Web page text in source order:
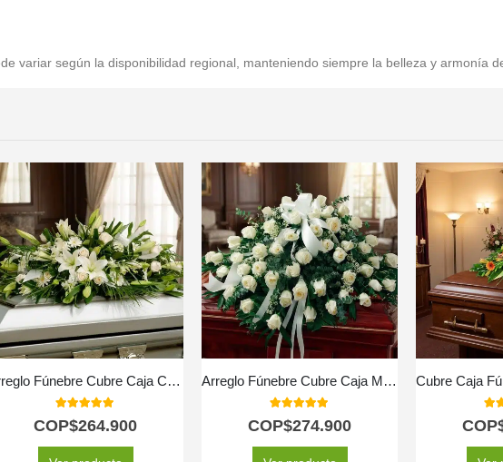
variar según la disponibilidad regional, manteniendo siempre la belleza y armonía
Arreglo Fúnebre Cubre Caja Con Rosas Blancas y Lirios
5.00
COP$264.900
Arreglo Fúnebre Cubre Caja Misericordia
5.00
COP$274.900